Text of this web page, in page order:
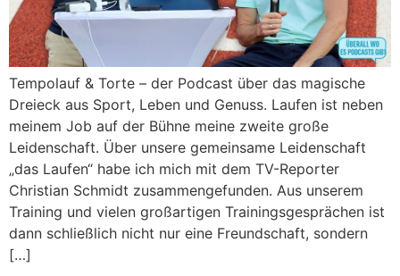
Tempolauf & Torte – der Podcast über das magische
Dreieck aus Sport, Leben und Genuss. Laufen ist neben
meinem Job auf der Bühne meine zweite große
Leidenschaft. Über unsere gemeinsame Leidenschaft
„das Laufen“ habe ich mich mit dem TV-Reporter
Christian Schmidt zusammengefunden. Aus unserem
Training und vielen großartigen Trainingsgesprächen ist
dann schließlich nicht nur eine Freundschaft, sondern
[…]